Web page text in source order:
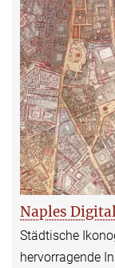
Naples
Städtische
hervorragende